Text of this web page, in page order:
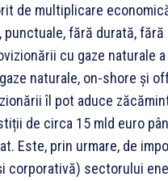
de multiplicare
fără durată,
cu gaze naturale
naturale, on-shore și
îl pot aduce
de circa 15 mld euro
Este, prin urmare, de
corporativă) sectorului